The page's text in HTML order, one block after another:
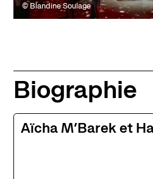
© Blandine Soulage
Biographie
Aïcha M’Barek et